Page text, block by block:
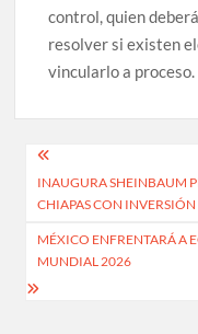
control, quien
resolver si existen
vincularlo a proceso.
Navegación
de
entradas
INAUGURA SHEINBAUM
CHIAPAS CON
MÉXICO ENFRENTARÁ A
MUNDIAL 2026